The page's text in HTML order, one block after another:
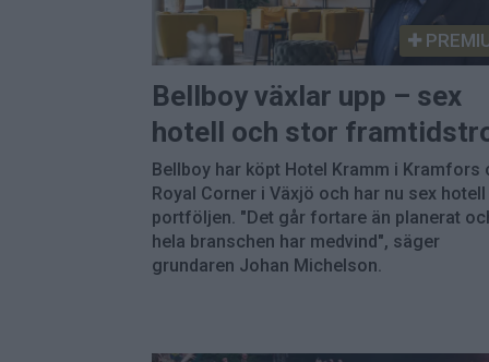
Bellboy växlar upp – sex
hotell och stor
Bellboy har köpt Hotel Kramm i Kramfors
Royal Corner i Växjö och har nu sex hotell
portföljen. "Det går fortare än planerat
hela branschen har medvind", säger
grundaren Johan Michelson.